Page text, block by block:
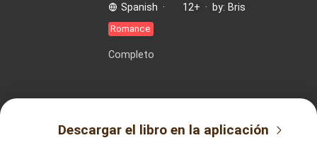
Spanish · 12+ · by: Bris
Romance
Completo
Descargar el libro en la aplicación